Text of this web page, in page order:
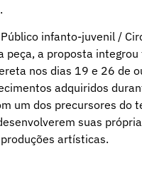
infanto-juvenil /
a proposta
nos dias 19 e 26 de
adquiridos
um dos precursores do
suas
artísticas.